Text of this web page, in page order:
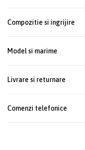
Compozitie si ingrijire
Model si marime
Livrare si returnare
Comenzi telefonice